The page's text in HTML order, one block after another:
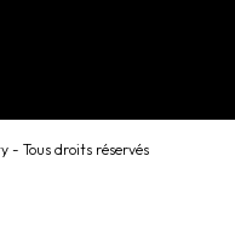
Tous droits réservés